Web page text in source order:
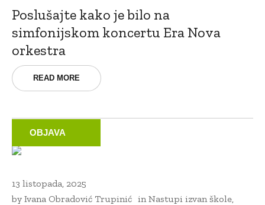
Poslušajte kako je bilo na
simfonijskom koncertu Era Nova
orkestra
READ MORE
OBJAVA
13 listopada, 2025
by Ivana Obradović Trupinić inNastupi izvan škole,